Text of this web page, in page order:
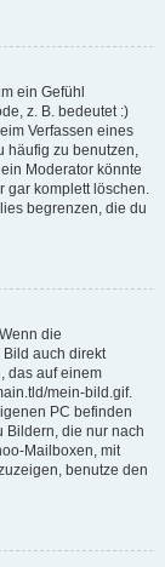
ein Gefühl
z. B. bedeutet :)
Verfassen eines
häufig zu benutzen,
Moderator könnte
gar komplett löschen.
begrenzen, die du
die
auch direkt
das auf einem
mein-bild.gif.
PC befinden
Bildern, die nur nach
Mailboxen, mit
benutze den